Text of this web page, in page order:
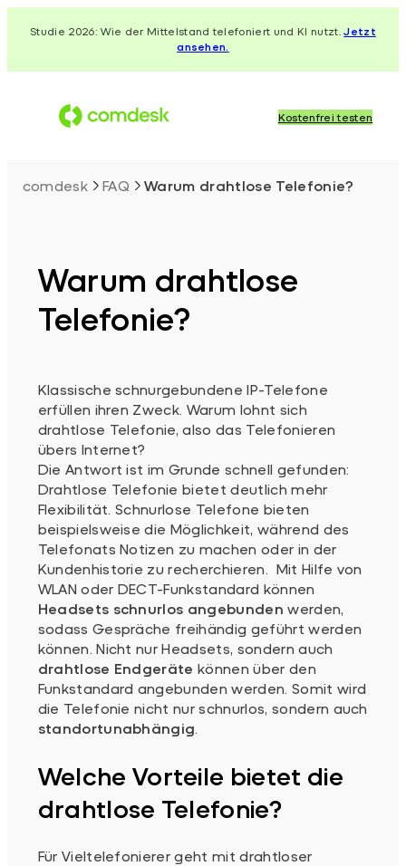
InhaltStudie 2026: Wie der Mittelstand telefoniert und KI nutzt.Jetzt
ansehen.
Kostenfrei testen
comdesk FAQ Warum drahtlose Telefonie?
Warum drahtlose
Telefonie?
Klassische schnurgebundene IP-Telefone
erfüllen ihren Zweck. Warum lohnt sich
drahtlose Telefonie, also das Telefonieren
übers Internet?
Die Antwort ist im Grunde schnell gefunden:
Drahtlose Telefonie bietet deutlich mehr
Flexibilität. Schnurlose Telefone bieten
beispielsweise die Möglichkeit, während des
Telefonats Notizen zu machen oder in der
Kundenhistorie zu recherchieren. Mit Hilfe von
WLAN oder DECT-Funkstandard können
Headsets schnurlos angebunden werden,
sodass Gespräche freihändig geführt werden
können. Nicht nur Headsets, sondern auch
drahtlose Endgeräte können über den
Funkstandard angebunden werden. Somit wird
die Telefonie nicht nur schnurlos, sondern auch
standortunabhängig.
Welche Vorteile bietet die
drahtlose Telefonie?
Für Vieltelefonierer geht mit drahtloser